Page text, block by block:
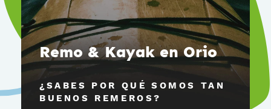
Remo & Kayak en Orio
¿SABES POR QUÉ SOMOS TAN
BUENOS REMEROS?